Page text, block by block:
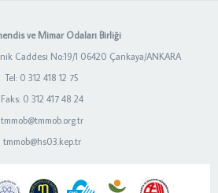
ve Mimar Odaları Birliği
Caddesi No:19/1 06420 Çankaya/ANKARA
Tel: 0 312 418 12 75
Faks: 0 312 417 48 24
tmmob@tmmob.org.tr
tmmob@hs03.kep.tr